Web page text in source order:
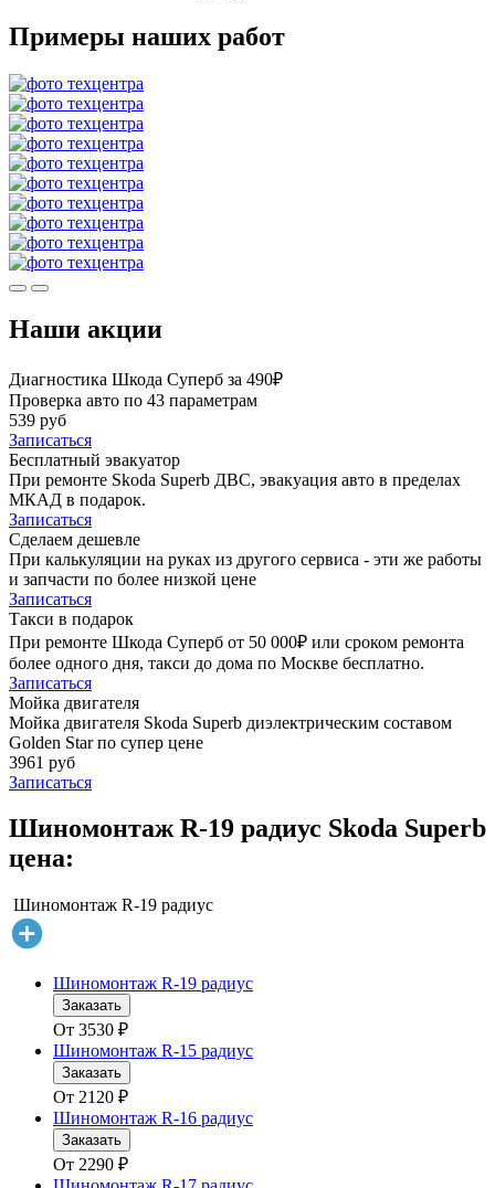
Примеры наших работ
Наши акции
Диагностика Шкода Суперб за 490₽
Проверка авто по 43 параметрам
539 руб
Записаться
Бесплатный эвакуатор
При ремонте Skoda Superb ДВС, эвакуация авто в пределах
МКАД в подарок.
Записаться
Сделаем дешевле
При калькуляции на руках из другого сервиса - эти же работы
и запчасти по более низкой цене
Записаться
Такси в подарок
При ремонте Шкода Суперб от 50 000₽ или сроком ремонта
более одного дня, такси до дома по Москве бесплатно.
Записаться
Мойка двигателя
Мойка двигателя Skoda Superb диэлектрическим составом
Golden Star по супер цене
3961 руб
Записаться
Шиномонтаж R-19 радиус Skoda Superb
цена:
Шиномонтаж R-19 радиус
Шиномонтаж R-19 радиус
Заказать
От 3530 ₽
Шиномонтаж R-15 радиус
Заказать
От 2120 ₽
Шиномонтаж R-16 радиус
Заказать
От 2290 ₽